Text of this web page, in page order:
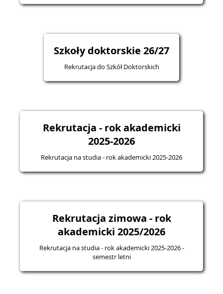
Szkoły doktorskie 26/27
Rekrutacja do Szkół Doktorskich
Rekrutacja - rok akademicki
2025-2026
Rekrutacja na studia - rok akademicki 2025-2026
Rekrutacja zimowa - rok
akademicki 2025/2026
Rekrutacja na studia - rok akademicki 2025-2026 -
semestr letni